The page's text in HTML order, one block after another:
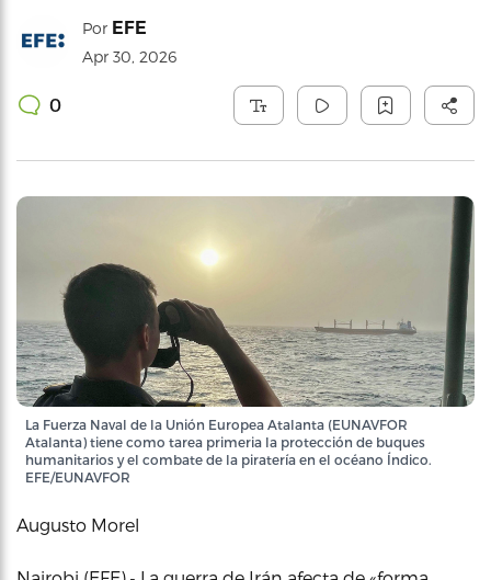
Por EFE
Apr 30, 2026
0
La Fuerza Naval de la Unión Europea Atalanta (EUNAVFOR
Atalanta) tiene como tarea primeria la protección de buques
humanitarios y el combate de la piratería en el océano Índico.
EFE/EUNAVFOR
Augusto Morel